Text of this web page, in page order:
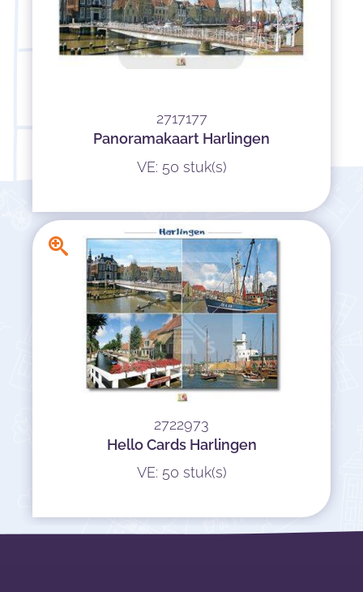
2717177
Panoramakaart Harlingen
VE: 50 stuk(s)
2722973
Hello Cards Harlingen
VE: 50 stuk(s)